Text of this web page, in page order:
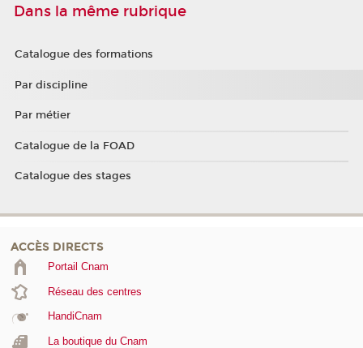
Dans la même rubrique
Catalogue des formations
Par discipline
Par métier
Catalogue de la FOAD
Catalogue des stages
ACCÈS DIRECTS
Portail Cnam
Réseau des centres
HandiCnam
La boutique du Cnam